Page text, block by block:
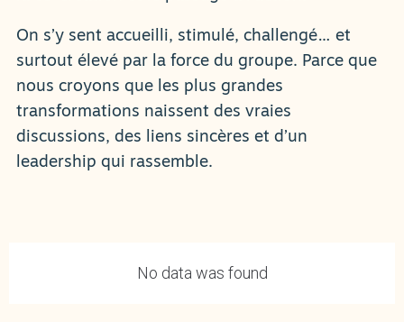
On s’y sent accueilli, stimulé, challengé… et
surtout élevé par la force du groupe. Parce que
nous croyons que les plus grandes
transformations naissent des vraies
discussions, des liens sincères et d’un
leadership qui rassemble.
No data was found